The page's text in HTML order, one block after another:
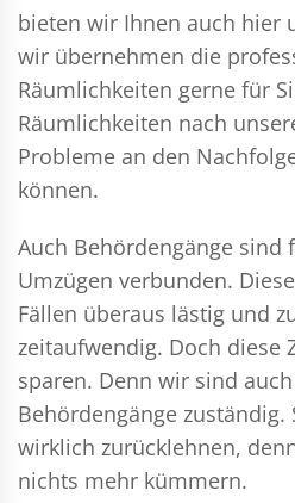
bieten wir Ihnen auch hier
wir übernehmen die
Räumlichkeiten gerne für
Räumlichkeiten nach
Probleme an den
können.
Auch Behördengänge
Umzügen verbunden.
Fällen überaus lästig und
zeitaufwendig. Doch diese
sparen. Denn wir sind
Behördengänge zuständig.
wirklich zurücklehnen,
nichts mehr kümmern.